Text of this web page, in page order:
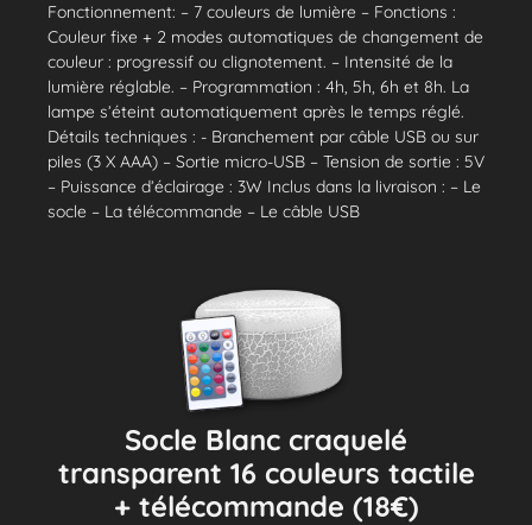
Fonctionnement: – 7 couleurs de lumière – Fonctions :
Couleur fixe + 2 modes automatiques de changement de
couleur : progressif ou clignotement. – Intensité de la
lumière réglable. – Programmation : 4h, 5h, 6h et 8h. La
lampe s’éteint automatiquement après le temps réglé.
Détails techniques : - Branchement par câble USB ou sur
piles (3 X AAA) – Sortie micro-USB – Tension de sortie : 5V
– Puissance d’éclairage : 3W Inclus dans la livraison : – Le
socle – La télécommande – Le câble USB
Socle Blanc craquelé
transparent 16 couleurs tactile
+ télécommande (18€)